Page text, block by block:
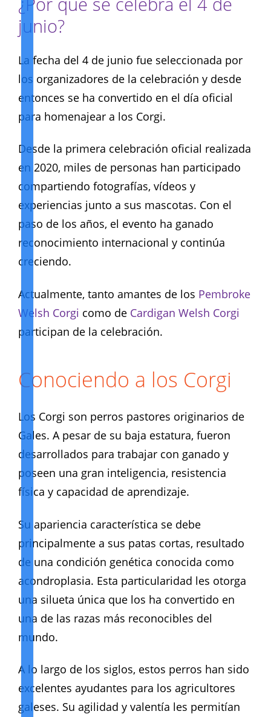
junio?
La fecha del 4 de junio fue seleccionada por
los organizadores de la celebración y desde
entonces se ha convertido en el día oficial
para homenajear a los Corgi.
Desde la primera celebración oficial realizada
en 2020, miles de personas han participado
compartiendo fotografías, vídeos y
experiencias junto a sus mascotas. Con el
paso de los años, el evento ha ganado
reconocimiento internacional y continúa
creciendo.
Actualmente, tanto amantes de los Pembroke
Welsh Corgi como de Cardigan Welsh Corgi
participan de la celebración.
Conociendo a los Corgi
Los Corgi son perros pastores originarios de
Gales. A pesar de su baja estatura, fueron
desarrollados para trabajar con ganado y
poseen una gran inteligencia, resistencia
física y capacidad de aprendizaje.
Su apariencia característica se debe
principalmente a sus patas cortas, resultado
de una condición genética conocida como
acondroplasia. Esta particularidad les otorga
una silueta única que los ha convertido en
una de las razas más reconocibles del
mundo.
A lo largo de los siglos, estos perros han sido
excelentes ayudantes para los agricultores
galeses. Su agilidad y valentía les permitían